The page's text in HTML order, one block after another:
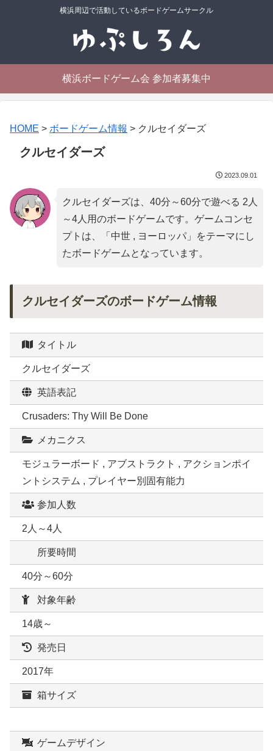
横浜周辺で活動しているボードゲームサークル
横浜ボードゲーム会 参加者募集中
HOME > ボードゲーム情報 > クルセイダーズ
クルセイダーズ
2023.09.01
クルセイダーズは、40分～60分で遊べる 2人
～4人用のボードゲームです。ゲームコンセ
プトは、「 中世 , ヨーロッパ」をテーマにし
たボードゲームとなっています。
クルセイダーズのボードゲーム情報
タイトル
クルセイダーズ
英語表記
Crusaders: Thy Will Be Done
メカニクス
モジュラーボード , アブストラクト , アクションポイ
ントシステム , プレイヤー別固有能力
参加人数
2人～4人
所要時間
40分～60分
対象年齢
14歳～
発売日
2017年
箱サイズ
ゲームデザイン